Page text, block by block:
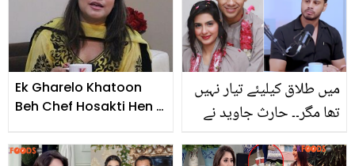
Ek Gharelo Khatoon
Beh Chef Hosakti Hen -
میں طلاق کیلیئے تیار نہیں
تھا مگر۔۔ حارث جاوید نے